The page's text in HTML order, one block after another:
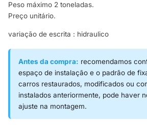
Peso máximo 2 toneladas.
Preço unitário.
variação de escrita : hidraulico
Antes da compra: recomendamos
espaço de instalação e o padrão de
carros restaurados, modificados ou
instalados anteriormente, pode haver
ajuste na montagem.